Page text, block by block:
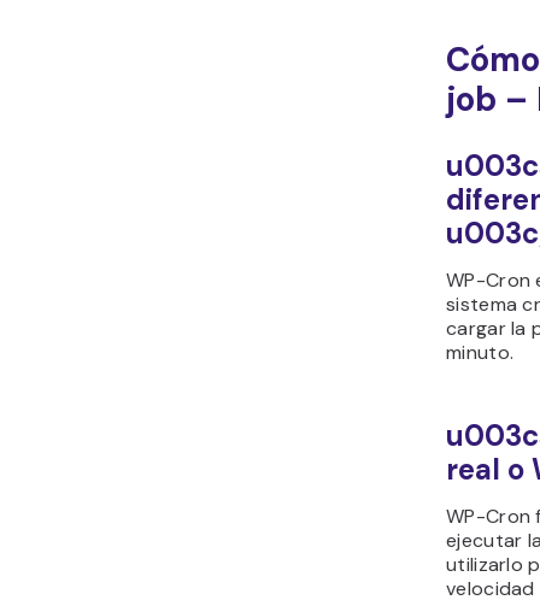
job –
WP-Cron
sistema
cargar la
minuto.
real o
WP-Cron
ejecutar
utilizarlo
velocidad